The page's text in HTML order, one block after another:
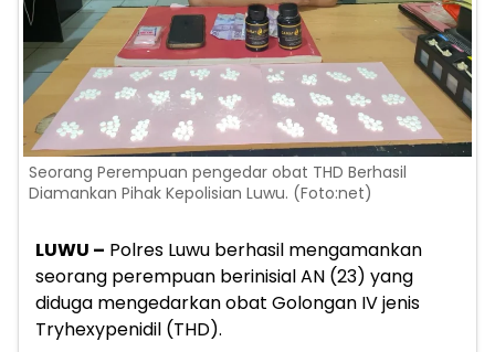
Seorang Perempuan pengedar obat THD Berhasil
Diamankan Pihak Kepolisian Luwu. (Foto:net)
LUWU – Polres Luwu berhasil mengamankan
seorang perempuan berinisial AN (23) yang
diduga mengedarkan obat Golongan IV jenis
Tryhexypenidil (THD).